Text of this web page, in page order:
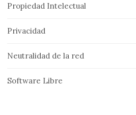
Propiedad Intelectual
Privacidad
Neutralidad de la red
Software Libre